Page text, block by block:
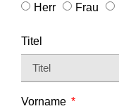
Herr
Frau
Titel
Vorname